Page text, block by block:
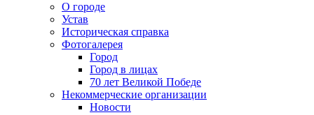
О городе
Устав
Историческая справка
Фотогалерея
Город
Город в лицах
70 лет Великой Победе
Некоммерческие организации
Новости